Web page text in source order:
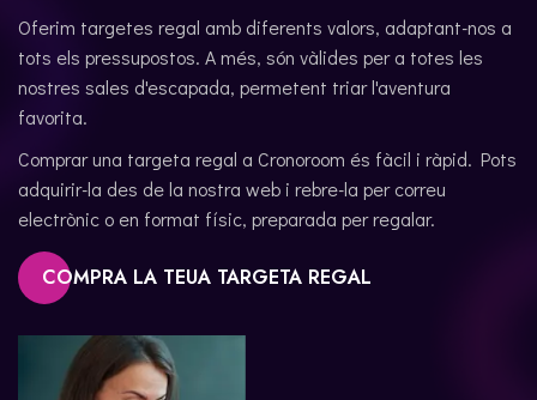
Oferim targetes regal amb diferents valors, adaptant-nos a
tots els pressupostos. A més, són vàlides per a totes les
nostres sales d'escapada, permetent triar l'aventura
favorita.
Comprar una targeta regal a Cronoroom és fàcil i ràpid. Pots
adquirir-la des de la nostra web i rebre-la per correu
electrònic o en format físic, preparada per regalar.
COMPRA LA TEUA TARGETA REGAL